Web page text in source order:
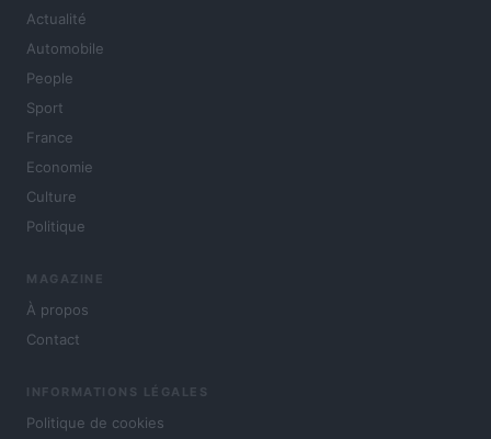
Actualité
Automobile
People
Sport
France
Economie
Culture
Politique
MAGAZINE
À propos
Contact
INFORMATIONS LÉGALES
Politique de cookies